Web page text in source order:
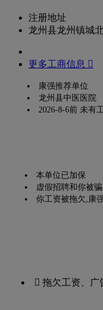
注册地址
龙州县龙州镇城
更多工商信息 
康强推荐单位
龙州县中医医院
2026-8-6前 未有
本单位已加保
虚假招聘和你被
你工资被拖欠,康
 拖欠工资、